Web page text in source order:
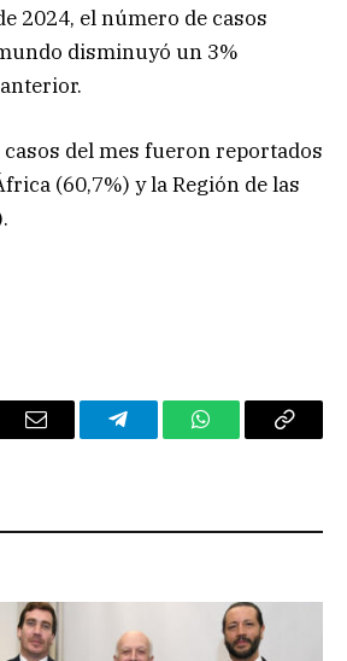
2024, el número de casos
disminuyó un 3%
del mes fueron reportados
(60,7%) y la Región de las
Email TelegramWhatsAppCopy